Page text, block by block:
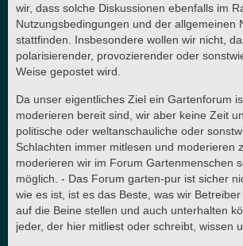
wir, dass solche Diskussionen ebenfalls im
Nutzungsbedingungen und der allgemeinen
stattfinden. Insbesondere wollen wir nicht,
polarisierender, provozierender oder
Weise gepostet wird.
Da unser eigentliches Ziel ein Gartenforum
moderieren bereit sind, wir aber keine Zeit
politische oder weltanschauliche oder
Schlachten immer mitlesen und moderieren
moderieren wir im Forum Gartenmenschen
möglich. - Das Forum garten-pur ist sicher
wie es ist, ist es das Beste, was wir
auf die Beine stellen und auch unterhalten
jeder, der hier mitliest oder schreibt, wissen